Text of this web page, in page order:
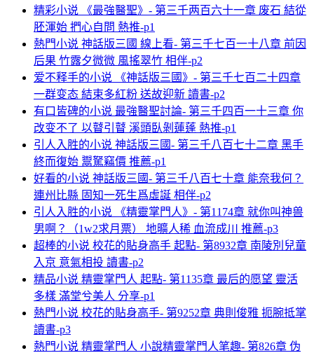
精彩小说 《最強醫聖》- 第三千两百六十一章 废石 結從
胚渾始 捫心自問 熱推-p1
熱門小说 神話版三國 線上看- 第三千七百一十八章 前因
后果 竹露夕微微 風搖翠竹 相伴-p2
爱不释手的小说 《神話版三國》- 第三千七百二十四章
一群变态 結束多紅粉 送故迎新 讀書-p2
有口皆碑的小说 最強醫聖討論- 第三千四百一十三章 你
改变不了 以瞽引瞽 溪頭臥剝蓮蓬 熱推-p1
引人入胜的小说 神話版三國- 第三千八百七十二章 黑手
終而復始 鬻駑竊價 推薦-p1
好看的小说 神話版三國- 第三千八百七十章 能奈我何？
連州比縣 固知一死生爲虛誕 相伴-p2
引人入胜的小说 《精靈掌門人》- 第1174章 就你叫神兽
男啊？（1w2求月票） 地曠人稀 血流成川 推薦-p3
超棒的小说 校花的貼身高手 起點- 第8932章 南陵別兒童
入京 意氣相投 讀書-p2
精品小说 精靈掌門人 起點- 第1135章 最后的愿望 靈活
多樣 滿堂兮美人 分享-p1
熱門小说 校花的貼身高手- 第9252章 典則俊雅 扼腕抵掌
讀書-p3
熱門小说 精靈掌門人 小說精靈掌門人笔趣- 第826章 伪